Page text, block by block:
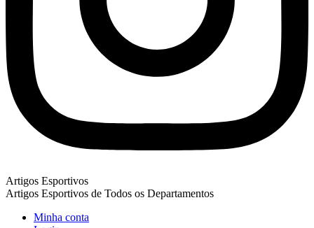
Artigos Esportivos
Artigos Esportivos de Todos os Departamentos
Minha conta